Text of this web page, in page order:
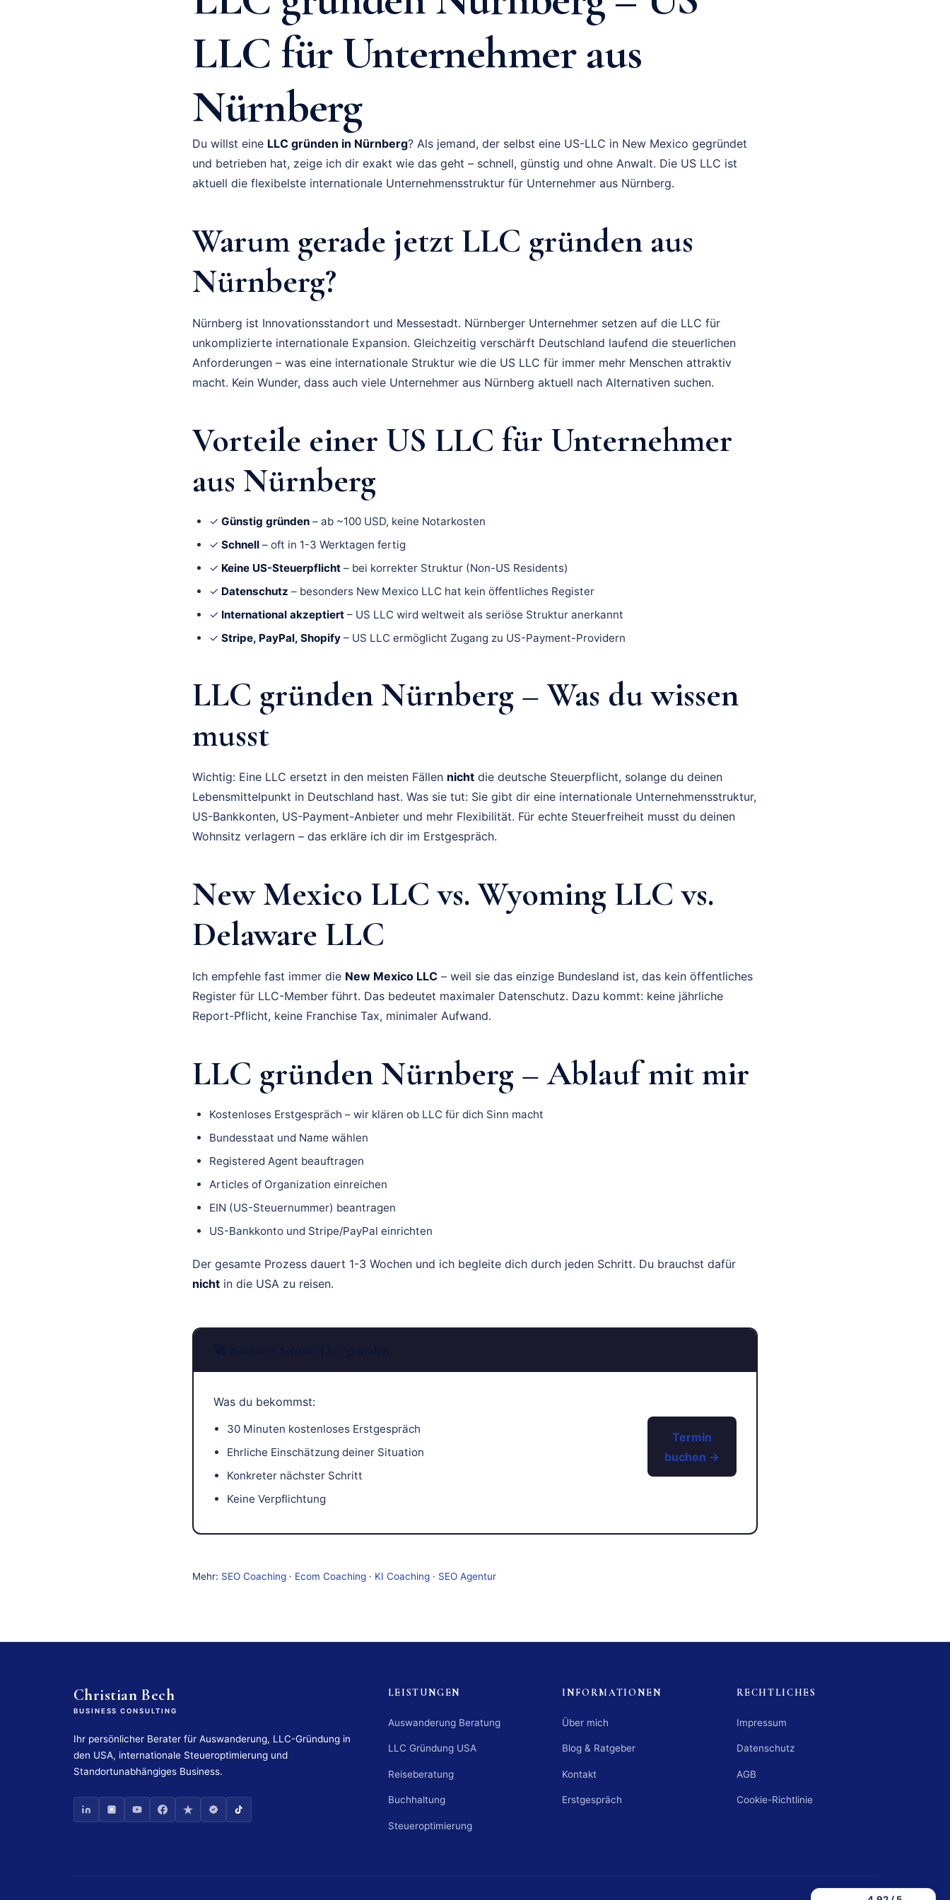
LLC für Unternehmer aus
Nürnberg
Du willst eine LLC gründen in Nürnberg? Als jemand, der selbst eine US-LLC in New Mexico gegründet
und betrieben hat, zeige ich dir exakt wie das geht – schnell, günstig und ohne Anwalt. Die US LLC ist
aktuell die flexibelste internationale Unternehmensstruktur für Unternehmer aus Nürnberg.
Warum gerade jetzt LLC gründen aus
Nürnberg?
Nürnberg ist Innovationsstandort und Messestadt. Nürnberger Unternehmer setzen auf die LLC für
unkomplizierte internationale Expansion. Gleichzeitig verschärft Deutschland laufend die steuerlichen
Anforderungen – was eine internationale Struktur wie die US LLC für immer mehr Menschen attraktiv
macht. Kein Wunder, dass auch viele Unternehmer aus Nürnberg aktuell nach Alternativen suchen.
Vorteile einer US LLC für Unternehmer
aus Nürnberg
✓ Günstig gründen – ab ~100 USD, keine Notarkosten
✓ Schnell – oft in 1-3 Werktagen fertig
✓ Keine US-Steuerpflicht – bei korrekter Struktur (Non-US Residents)
✓ Datenschutz – besonders New Mexico LLC hat kein öffentliches Register
✓ International akzeptiert – US LLC wird weltweit als seriöse Struktur anerkannt
✓ Stripe, PayPal, Shopify – US LLC ermöglicht Zugang zu US-Payment-Providern
LLC gründen Nürnberg – Was du wissen
musst
Wichtig: Eine LLC ersetzt in den meisten Fällen nicht die deutsche Steuerpflicht, solange du deinen
Lebensmittelpunkt in Deutschland hast. Was sie tut: Sie gibt dir eine internationale Unternehmensstruktur,
US-Bankkonten, US-Payment-Anbieter und mehr Flexibilität. Für echte Steuerfreiheit musst du deinen
Wohnsitz verlagern – das erkläre ich dir im Erstgespräch.
New Mexico LLC vs. Wyoming LLC vs.
Delaware LLC
Ich empfehle fast immer die New Mexico LLC – weil sie das einzige Bundesland ist, das kein öffentliches
Register für LLC-Member führt. Das bedeutet maximaler Datenschutz. Dazu kommt: keine jährliche
Report-Pflicht, keine Franchise Tax, minimaler Aufwand.
LLC gründen Nürnberg – Ablauf mit mir
Kostenloses Erstgespräch – wir klären ob LLC für dich Sinn macht
Bundesstaat und Name wählen
Registered Agent beauftragen
Articles of Organization einreichen
EIN (US-Steuernummer) beantragen
US-Bankkonto und Stripe/PayPal einrichten
Der gesamte Prozess dauert 1-3 Wochen und ich begleite dich durch jeden Schritt. Du brauchst dafür
nicht in die USA zu reisen.
Was du bekommst:
30 Minuten kostenloses Erstgespräch
Ehrliche Einschätzung deiner Situation
Konkreter nächster Schritt
Keine Verpflichtung
Termin
buchen →
Mehr: SEO Coaching · Ecom Coaching · KI Coaching · SEO Agentur
Christian Bech
BUSINESS CONSULTING
Ihr persönlicher Berater für Auswanderung, LLC-Gründung in
den USA, internationale Steueroptimierung und
Standortunabhängiges Business.
LEISTUNGEN
Auswanderung Beratung
LLC Gründung USA
Reiseberatung
Buchhaltung
Steueroptimierung
INFORMATIONEN
Über mich
Blog & Ratgeber
Kontakt
Erstgespräch
RECHTLICHES
Impressum
Datenschutz
AGB
Cookie-Richtlinie